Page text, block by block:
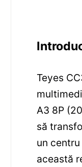
Teyes
A3 8P
să
un
această